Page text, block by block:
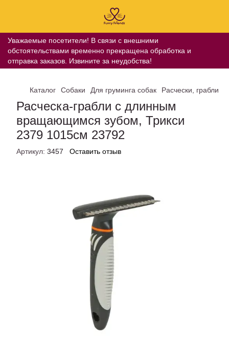
Уважаемые посетители! В связи с внешними
обстоятельствами временно прекращена обработка и
отправка заказов. Извините за неудобства!
Каталог Собаки Для груминга собак Расчески, грабли
Расческа-грабли с длинным
вращающимся зубом, Трикси
2379 1015см 23792
Артикул: 3457 Оставить отзыв